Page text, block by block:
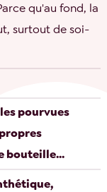
qu'au fond, la
surtout de soi-
pourvues
bouteille...